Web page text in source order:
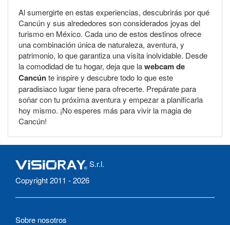
Al sumergirte en estas experiencias, descubrirás por qué
Cancún y sus alrededores son considerados joyas del
turismo en México. Cada uno de estos destinos ofrece
una combinación única de naturaleza, aventura, y
patrimonio, lo que garantiza una visita inolvidable. Desde
la comodidad de tu hogar, deja que lawebcam de
Cancúnte inspire y descubre todo lo que este
paradisiaco lugar tiene para ofrecerte. Prepárate para
soñar con tu próxima aventura y empezar a planificarla
hoy mismo. ¡No esperes más para vivir la magia de
Cancún!
S.r.l.
Copyright 2011 - 2026
Sobre nosotros